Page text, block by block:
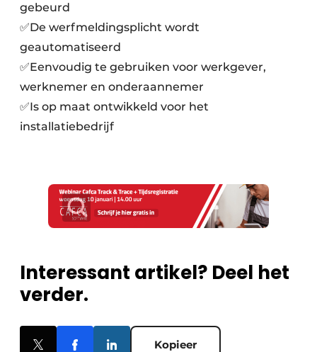
gebeurd
✅De werfmeldingsplicht wordt
geautomatiseerd
✅Eenvoudig te gebruiken voor werkgever,
werknemer en onderaannemer
✅Is op maat ontwikkeld voor het
installatiebedrijf
Interessant artikel? Deel het
verder.
Kopieer